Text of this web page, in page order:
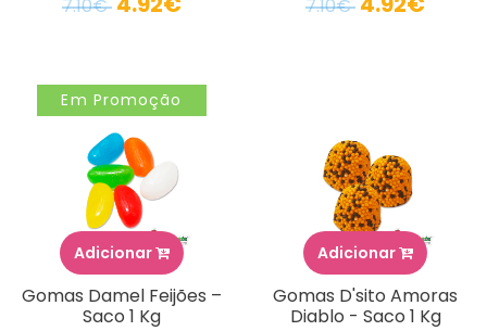
7.10€
7.10€
Em Promoção
Adicionar
Gomas Damel Feijões –
Saco 1 Kg
Adicionar
Gomas D'sito Amoras
Diablo - Saco 1 Kg